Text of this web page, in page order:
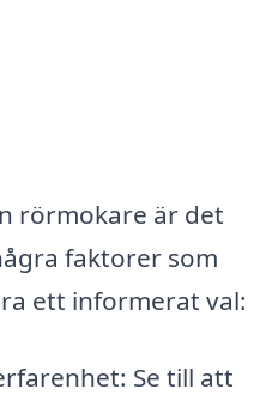
rörmokare är det
faktorer som
ett informerat val:
Se till att